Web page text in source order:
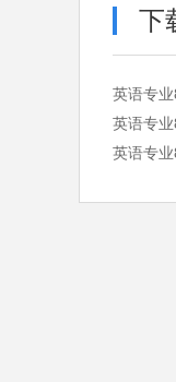
下
英语专业
英语专
英语专